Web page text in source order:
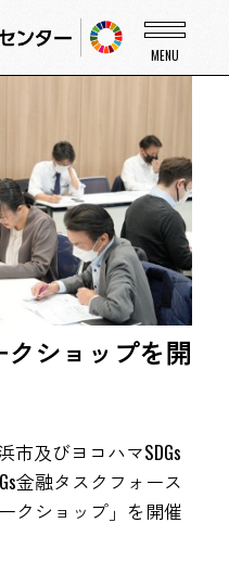
クショップを開
市及びヨコハマSDGs
金融タスクフォース
クショップ」を開催